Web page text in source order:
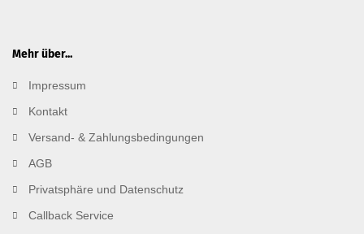
Mehr über...
Impressum
Kontakt
Versand- & Zahlungsbedingungen
AGB
Privatsphäre und Datenschutz
Callback Service